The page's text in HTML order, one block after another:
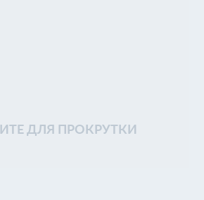
ДЛЯ ПРОКРУТКИ